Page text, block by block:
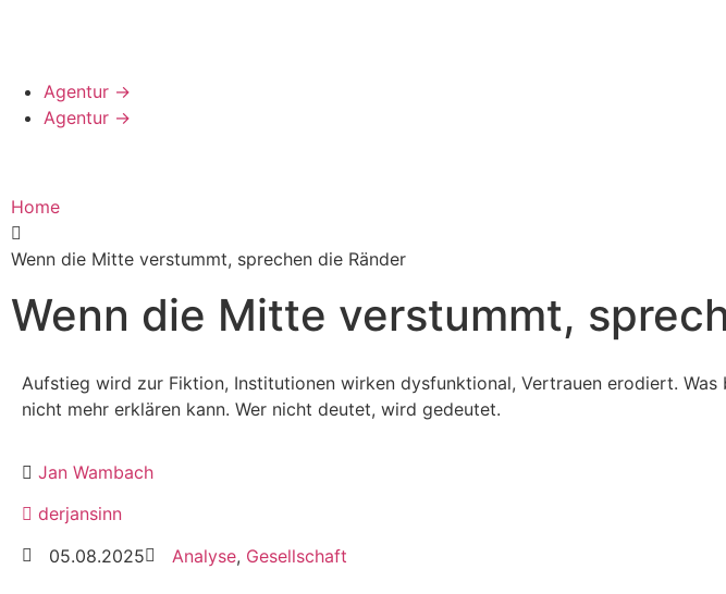
Agentur →
Agentur →
Home
Wenn die Mitte verstummt, sprechen die Ränder
Wenn die Mitte verstummt,
Aufstieg wird zur Fiktion, Institutionen wirken dysfunktional, Vertrauen erodiert.
nicht mehr erklären kann. Wer nicht deutet, wird gedeutet.
Jan Wambach
derjansinn
05.08.2025
Analyse, Gesellschaft